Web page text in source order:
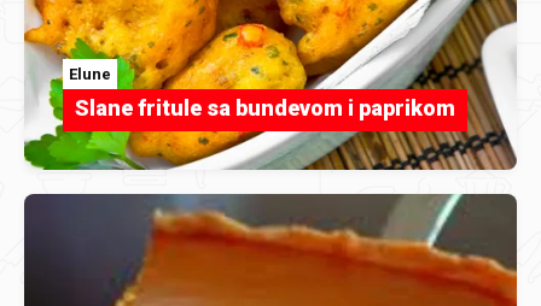
Elune
Slane fritule sa bundevom i paprikom